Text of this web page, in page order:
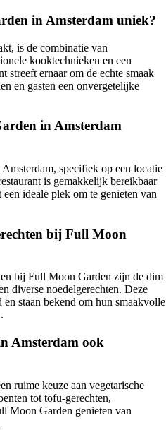
in Amsterdam uniek?
is de combinatie van
kooktechnieken en een
streeft ernaar om de echte smaak
en gasten een onvergetelijke
in Amsterdam
specifiek op een locatie
is gemakkelijk bereikbaar
ideale plek om te genieten van
bij Full Moon
bij Full Moon Garden zijn de dim
diverse noedelgerechten. Deze
staan bekend om hun smaakvolle
Amsterdam ook
ruime keuze aan vegetarische
tot tofu-gerechten,
Moon Garden genieten van